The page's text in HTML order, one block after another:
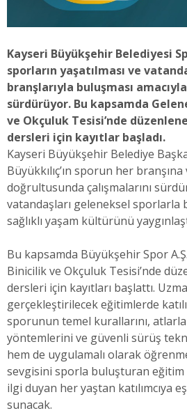
Kayseri Büyükşehir Belediyesi
sporların yaşatılması ve
branşlarıyla buluşması
sürdürüyor. Bu kapsamda
ve Okçuluk Tesisi’nde
dersleri için kayıtlar başladı.
Kayseri Büyükşehir Belediye
Büyükkılıç’ın sporun her
doğrultusunda çalışmalarını
vatandaşları geleneksel sporlarla
sağlıklı yaşam kültürünü
Bu kapsamda Büyükşehir Spor
Binicilik ve Okçuluk Tesisi’nde
dersleri için kayıtları başlattı.
gerçekleştirilecek eğitimlerde
sporunun temel kurallarını,
yöntemlerini ve güvenli sürüş
hem de uygulamalı olarak
sevgisini sporla buluşturan eğitim
ilgi duyan her yaştan katılımcıya
sunacak.